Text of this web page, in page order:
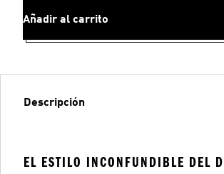
Añadir al carrito
Descripción
EL ESTILO INCONFUNDIBLE DEL